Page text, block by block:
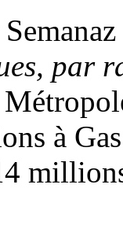
par
à